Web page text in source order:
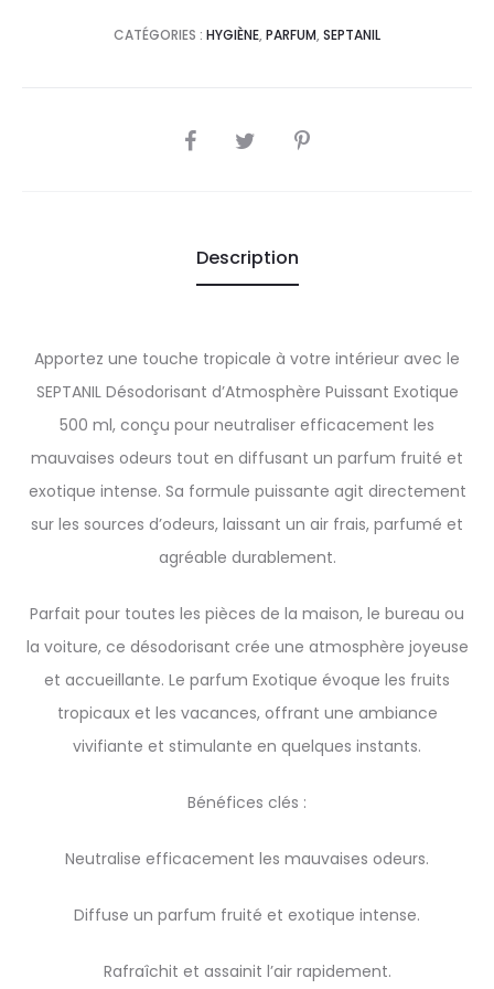
CATÉGORIES : HYGIÈNE, PARFUM, SEPTANIL
SHARE
Description
Apportez une touche tropicale à votre intérieur avec le
SEPTANIL Désodorisant d’Atmosphère Puissant Exotique
500 ml, conçu pour neutraliser efficacement les
mauvaises odeurs tout en diffusant un parfum fruité et
exotique intense. Sa formule puissante agit directement
sur les sources d’odeurs, laissant un air frais, parfumé et
agréable durablement.
Parfait pour toutes les pièces de la maison, le bureau ou
la voiture, ce désodorisant crée une atmosphère joyeuse
et accueillante. Le parfum Exotique évoque les fruits
tropicaux et les vacances, offrant une ambiance
vivifiante et stimulante en quelques instants.
Bénéfices clés :
Neutralise efficacement les mauvaises odeurs.
Diffuse un parfum fruité et exotique intense.
Rafraîchit et assainit l’air rapidement.